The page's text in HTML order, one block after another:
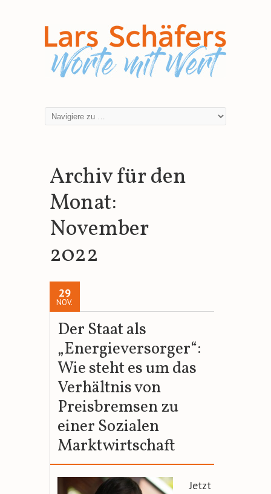
Archiv für den
Monat:
November
2022
29
NOV.
Der Staat als
„Energieversorger“:
Wie steht es um das
Verhältnis von
Preisbremsen zu
einer Sozialen
Marktwirtschaft
Jetzt